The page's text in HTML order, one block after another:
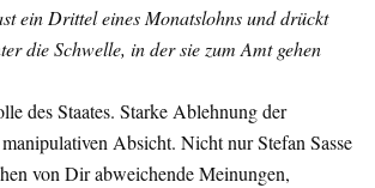
ein Drittel eines Monatslohns und drückt
die Schwelle, in der sie zum Amt gehen
des Staates. Starke Ablehnung der
Absicht. Nicht nur Stefan Sasse
von Dir abweichende Meinungen,